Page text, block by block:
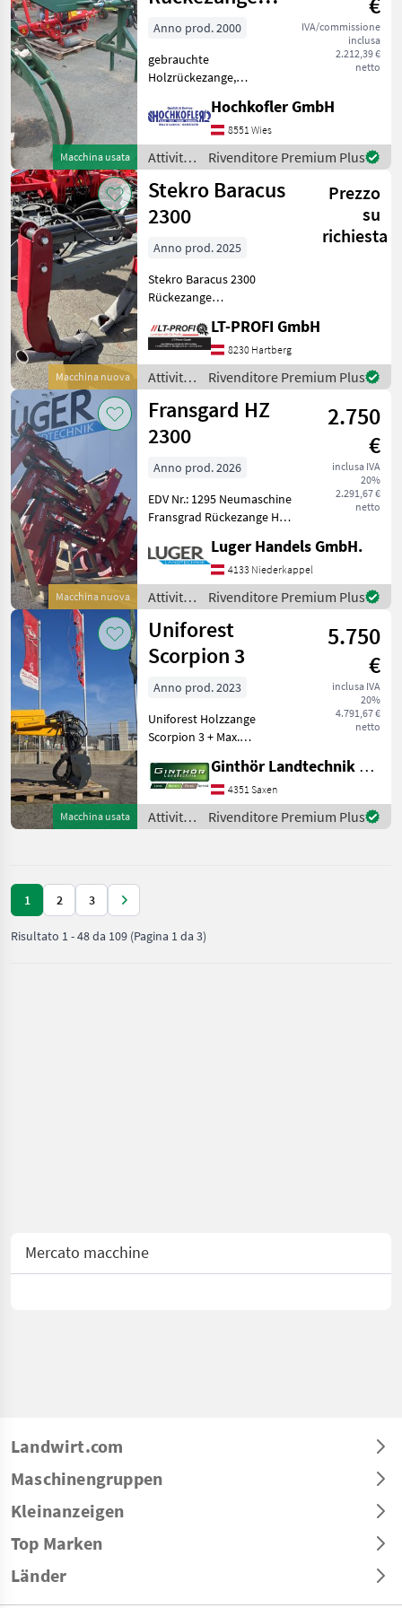
del
legno /
Macchina usata
gebraucht
IVA/commissione
inclusa
2.212,39 €
netto
Anno prod. 2000
gebrauchte
Holzrückezange,
sofort verfügbar und
einsatzbereit Rotante
Attività forestali e
lavorazione del legno Pinze
per tronchi
Hochkofler GmbH
8551 Wies
Attività
forestali
e
lavorazione
del
legno /
Rivenditore Premium Plus
Macchina nuova
Stekro Baracus
2300
Prezzo
su
richiesta
Anno prod. 2025
Stekro Baracus 2300
Rückezange
Verfügbar Maschine zu
besichtigen bei #LT-Profi
GmbH
#LandtechnikFürProfis Das
LT-PROFI Landtechnik
LT-PROFI GmbH
8230 Hartberg
Attività
forestali
e
lavorazione
del
legno /
Rivenditore Premium Plus
Macchina nuova
Fransgard HZ
2300
2.750
€
inclusa IVA
20%
2.291,67 €
netto
Anno prod. 2026
EDV Nr.: 1295 Neumaschine
Fransgrad Rückezange HZ-
kg Eigengewicht - 230cm
Öffnungsweite -
Dreipunktanbau Kat. 2
Rotante Attiv
Luger Handels GmbH.
4133 Niederkappel
Attività
forestali
e
lavorazione
del
legno /
Rivenditore Premium Plus
Macchina usata
Uniforest
Scorpion 3
5.750
€
inclusa IVA
20%
4.791,67 €
netto
Anno prod. 2023
Uniforest Holzzange
Scorpion 3 + Max.
Durchmesser 7 cm +
Greiferschließkraft 9500 kg
+ hydraulischer
Teleskopausschub 60 cm +
Ginthör Landtechnik GmbH
4351 Saxen
Attività
forestali
Rivenditore Premium Plus
1 2 3
Risultato 1-48da 109 (Pagina 1 da 3)
Mercato macchine
Landwirt.com
Maschinengruppen
Kleinanzeigen
Top Marken
Länder